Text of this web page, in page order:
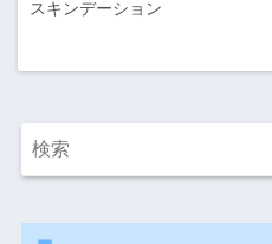
スキンデーション